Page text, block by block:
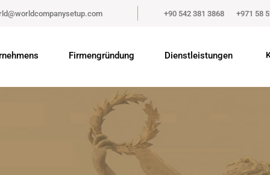
+90 542 381 3868 +971 58
Firmengründung Dienstleistungen